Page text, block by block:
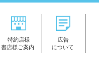
特約店様
書店様ご案内
広告
について